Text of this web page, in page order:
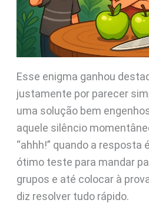
Esse enigma ganhou
justamente por parecer
uma solução bem
aquele silêncio
“ahhh!” quando a resposta
ótimo teste para mandar
grupos e até colocar à
diz resolver tudo rápido.